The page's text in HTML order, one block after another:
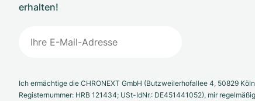
erhalten!
Ich ermächtige die CHRONEXT GmbH (Butzweilerhofallee 4, 50829
Registernummer: HRB 121434; USt-IdNr.: DE451441052), mir